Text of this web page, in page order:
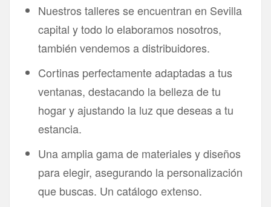
Nuestros talleres se encuentran en Sevilla
capital y todo lo elaboramos nosotros,
también vendemos a distribuidores.
Cortinas perfectamente adaptadas a tus
ventanas, destacando la belleza de tu
hogar y ajustando la luz que deseas a tu
estancia.
Una amplia gama de materiales y diseños
para elegir, asegurando la personalización
que buscas. Un catálogo extenso.